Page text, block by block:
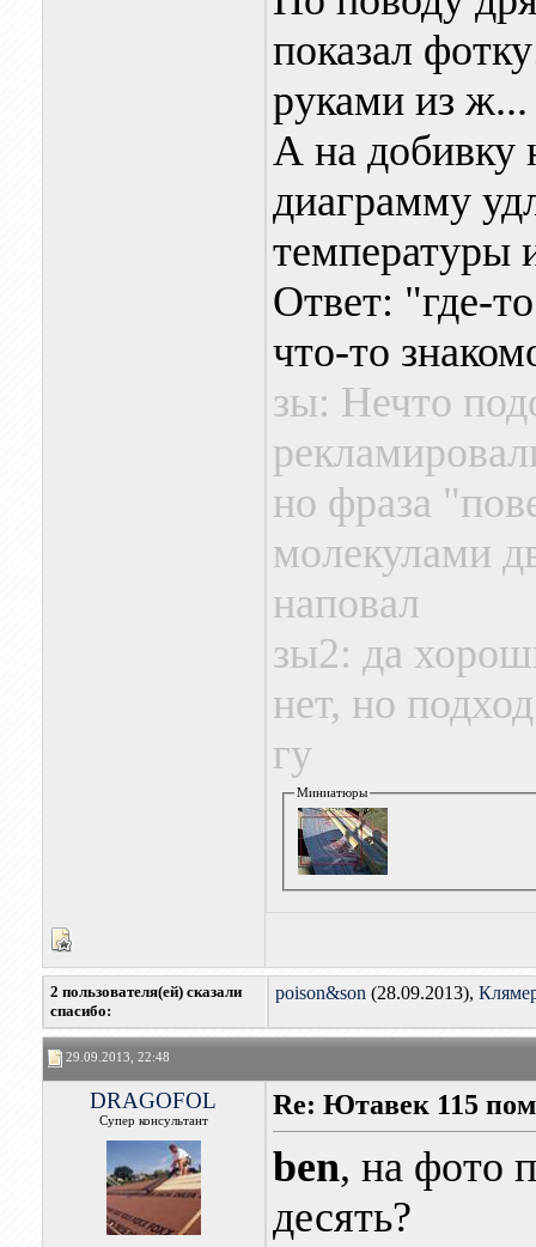
показал
руками из ж...
А на добивку
диаграмму
температуры
Ответ: "где-
что-то
зы: Нечто
но фраза
молекулами
наповал
зы2: да
нет, но
гу
Миниатюры
2 пользователя(ей) сказали
cпасибо:
poison&son (28.09.2013),
29.09.2013, 22:48
DRAGOFOL
Супер консультант
Re: Ютавек 115
ben, на фото
десять?